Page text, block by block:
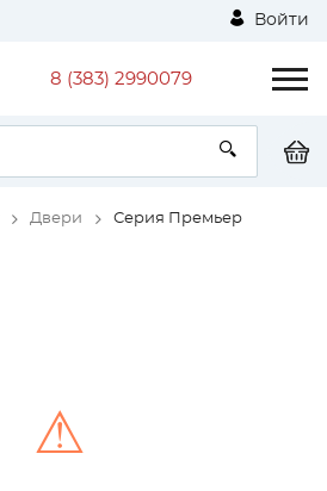
Войти
8 (383) 2990079
Двери Серия Премьер
⚠